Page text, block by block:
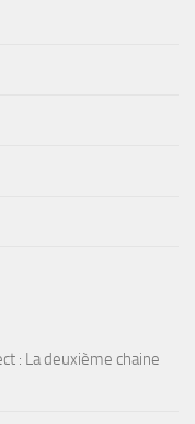
: La deuxième chaine